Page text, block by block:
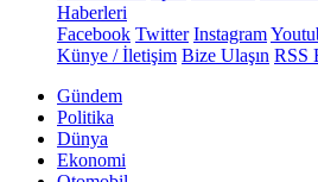
Haberleri
Facebook Twitter Instagram
Künye / İletişim Bize Ulaşın RSS
Gündem
Politika
Dünya
Ekonomi